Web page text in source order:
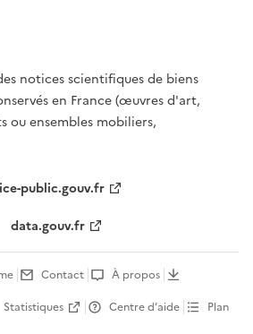
notices scientifiques de biens
en France (œuvres d'art,
ou ensembles mobiliers,
public.gouv.fr
data.gouv.fr
Contact
À propos
Statistiques Centre d’aide
Plan